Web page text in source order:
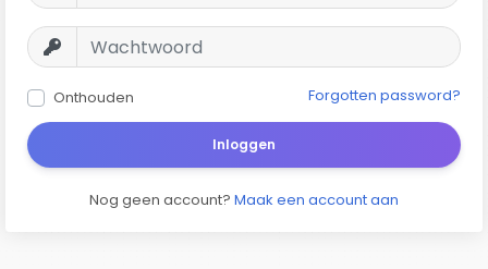
Onthouden Forgotten password?
Inloggen
Nog geen account? Maak een account aan